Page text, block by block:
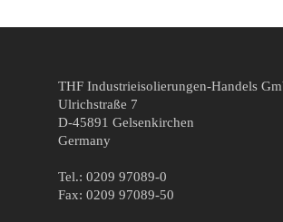
THF Industrieisolierungen-Handels
Ulrichstraße 7
D-45891 Gelsenkirchen
Germany
Tel.: 0209 97089-0
Fax: 0209 97089-50